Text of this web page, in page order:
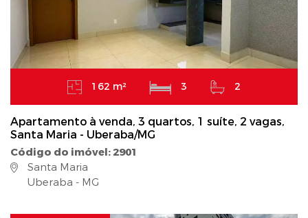
162 m² 3 2
Apartamento à venda, 3 quartos, 1 suíte, 2 vagas,
Santa Maria - Uberaba/MG
Código do imóvel: 2901
Santa Maria
Uberaba - MG